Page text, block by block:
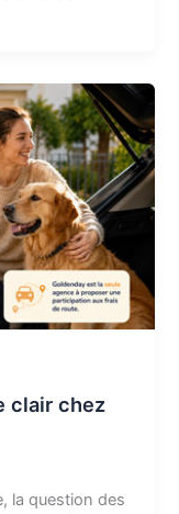
clair chez
la question des